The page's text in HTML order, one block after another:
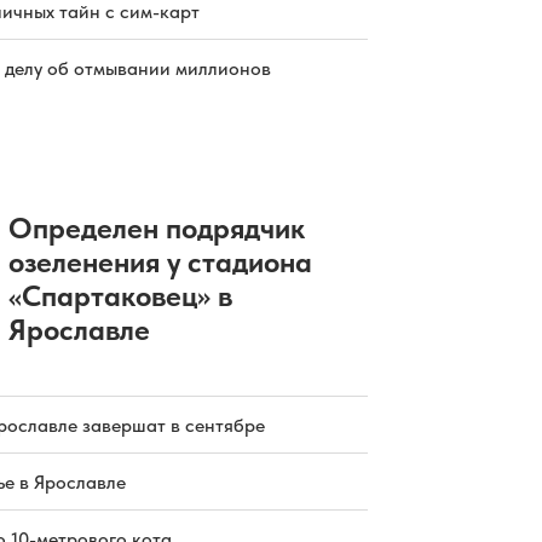
тайн с сим-карт
об отмывании миллионов
Определен подрядчик
озеленения у стадиона
«Спартаковец» в
Ярославле
завершат в сентябре
в Ярославле